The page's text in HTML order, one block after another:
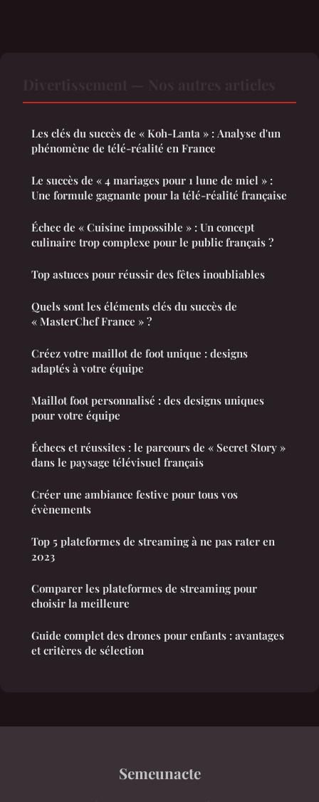
Les clés du succès de « Koh-Lanta » : Analyse d'un
phénomène de télé-réalité en France
Le succès de « 4 mariages pour 1 lune de miel » :
Une formule gagnante pour la télé-réalité française
Échec de « Cuisine impossible » : Un concept
culinaire trop complexe pour le public français ?
Top astuces pour réussir des fêtes inoubliables
Quels sont les éléments clés du succès de
« MasterChef France » ?
Créez votre maillot de foot unique : designs
adaptés à votre équipe
Maillot foot personnalisé : des designs uniques
pour votre équipe
Échecs et réussites : le parcours de « Secret Story »
dans le paysage télévisuel français
Créer une ambiance festive pour tous vos
évènements
Top 5 plateformes de streaming à ne pas rater en
2023
Comparer les plateformes de streaming pour
choisir la meilleure
Guide complet des drones pour enfants : avantages
et critères de sélection
Semeunacte